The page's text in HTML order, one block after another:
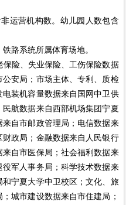
运营机构数。幼儿园人数包含
路系统所属体育场地。
险、失业保险、工伤保险数据
安局；市场主体、专利、质检
装机容量数据来自国网中卫供
航数据来自西部机场集团宁夏
自市邮政管理局；电信数据来
政局；金融数据来自人民银行
自市医保局；社会福利数据来
军人事务局；科学技术数据来
宁夏大学中卫校区；文化、旅
城市建设数据来自市住建局；